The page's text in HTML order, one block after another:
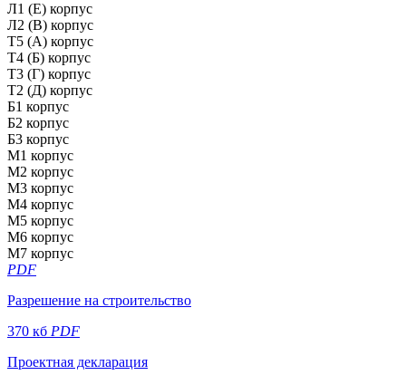
Л1 (Е) корпус
Л2 (В) корпус
Т5 (А) корпус
Т4 (Б) корпус
Т3 (Г) корпус
Т2 (Д) корпус
Б1 корпус
Б2 корпус
Б3 корпус
М1 корпус
М2 корпус
М3 корпус
М4 корпус
М5 корпус
М6 корпус
М7 корпус
PDF
Разрешение на строительство
370 кб PDF
Проектная декларация